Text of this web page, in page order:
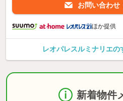
お問い合わせ
ほか提供
レオパレスルミナリエの
新着物件